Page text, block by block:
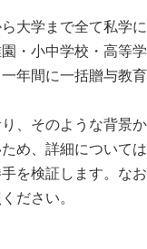
大学まで全て私学
・小中学校・高等
年間に一括贈与教
、そのような背景
め、詳細について
手を検証します。
ださい。